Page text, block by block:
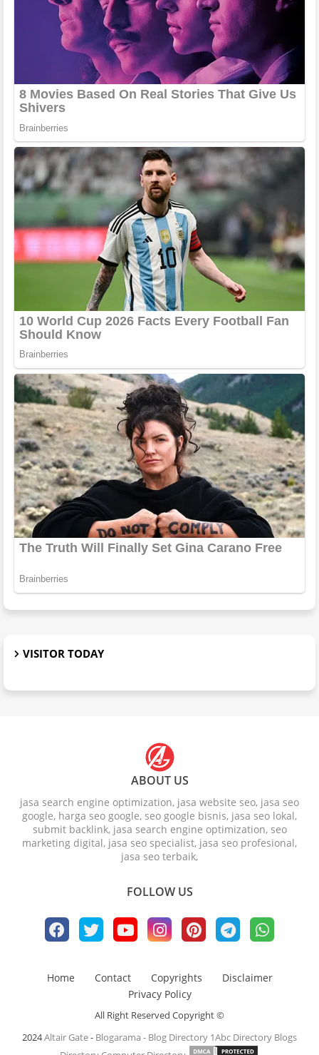
VISITOR TODAY
ABOUT US
jasa search engine optimization, jasa website seo, jasa seo
google, harga seo google, seo google bisnis, jasa seo lokal,
submit backlink, jasa search engine optimization, seo
marketing digital, jasa seo specialist, jasa seo profesional,
jasa seo terbaik,
FOLLOW US
Home Contact Copyrights
Disclaimer
Privacy Policy
All Right Reserved Copyright ©
2024Altair Gate- Blogarama - Blog Directory 1Abc Directory Blogs